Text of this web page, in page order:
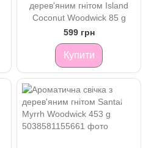
дерев'яним гнітом Island
Coconut Woodwick 85 g
599 грн
Купити